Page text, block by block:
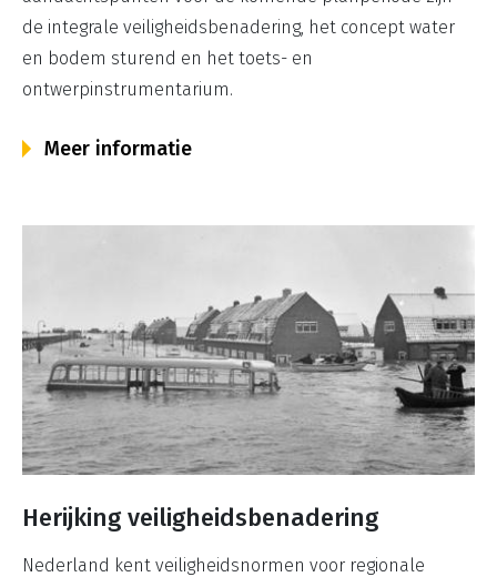
naar de balans
tussen de lusten
en de lasten van
motto: duurzaam
de integrale veiligheidsbenadering, het concept water
en bodem sturend en het toets- en
ontwerpinstrumentarium.
Meer informatie
Herijking veiligheidsbenadering
Nederland kent veiligheidsnormen voor regionale